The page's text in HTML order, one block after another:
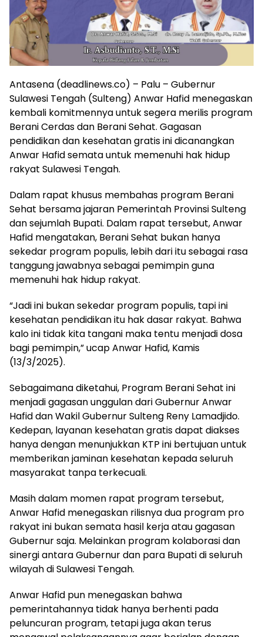
Antasena (deadlinews.co) – Palu – Gubernur
Sulawesi Tengah (Sulteng) Anwar Hafid menegaskan
kembali komitmennya untuk segera merilis program
Berani Cerdas dan Berani Sehat. Gagasan
pendidikan dan kesehatan gratis ini dicanangkan
Anwar Hafid semata untuk memenuhi hak hidup
rakyat Sulawesi Tengah.
Dalam rapat khusus membahas program Berani
Sehat bersama jajaran Pemerintah Provinsi Sulteng
dan sejumlah Bupati. Dalam rapat tersebut, Anwar
Hafid mengatakan, Berani Sehat bukan hanya
sekedar program populis, lebih dari itu sebagai rasa
tanggung jawabnya sebagai pemimpin guna
memenuhi hak hidup rakyat.
“Jadi ini bukan sekedar program populis, tapi ini
kesehatan pendidikan itu hak dasar rakyat. Bahwa
kalo ini tidak kita tangani maka tentu menjadi dosa
bagi pemimpin,” ucap Anwar Hafid, Kamis
(13/3/2025).
Sebagaimana diketahui, Program Berani Sehat ini
menjadi gagasan unggulan dari Gubernur Anwar
Hafid dan Wakil Gubernur Sulteng Reny Lamadjido.
Kedepan, layanan kesehatan gratis dapat diakses
hanya dengan menunjukkan KTP ini bertujuan untuk
memberikan jaminan kesehatan kepada seluruh
masyarakat tanpa terkecuali.
Masih dalam momen rapat program tersebut,
Anwar Hafid menegaskan rilisnya dua program pro
rakyat ini bukan semata hasil kerja atau gagasan
Gubernur saja. Melainkan program kolaborasi dan
sinergi antara Gubernur dan para Bupati di seluruh
wilayah di Sulawesi Tengah.
Anwar Hafid pun menegaskan bahwa
pemerintahannya tidak hanya berhenti pada
peluncuran program, tetapi juga akan terus